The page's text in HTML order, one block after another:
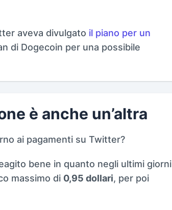
aveva divulgato il piano per un
di Dogecoin per una possibile
è anche un’altra
ai pagamenti su Twitter?
bene in quanto negli ultimi giorni
massimo di 0,95 dollari, per poi